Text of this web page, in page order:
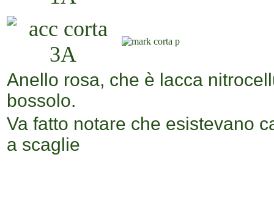
Anello rosa, che è lacca
bossolo.
Va fatto notare che esistevano
a scaglie